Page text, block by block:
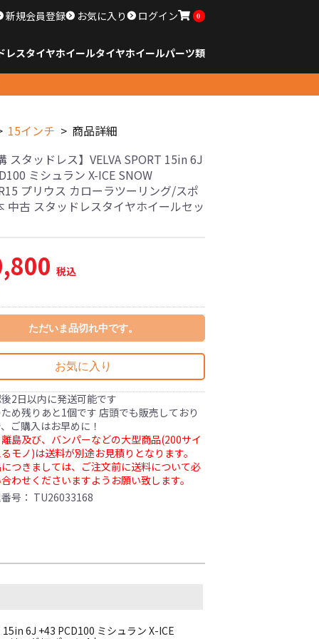
新規会員登録 お気に入り ログイン 0
レスタイヤホイールタイヤホイールパーツ類
15インチ 商品詳細
スタッドレス】VELVA SPORT 15in 6J
ミシュラン X-ICE SNOW
プリウス カローラツーリング/スポ
中古 スタッドレスタイヤホイールセッ
税込
ただいま品切れ中です。
お気に入り
2日以内に発送可能です
め残りあと1個です 店頭でも販売しており
ご購入はお早めに！
島及び、バンパーなどの大型商品(200サイ
モノ)は送料が別途お見積りとなります。
つきましては、ご注文前に送料について必
わせくださいますようお願い致します。
号： TU26033168
15in 6J +43 PCD100 ミシュラン X-ICE